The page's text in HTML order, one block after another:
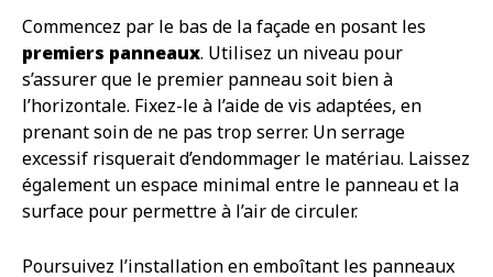
Commencez par le bas de la façade en posant les
premiers panneaux. Utilisez un niveau pour
s’assurer que le premier panneau soit bien à
l’horizontale. Fixez-le à l’aide de vis adaptées, en
prenant soin de ne pas trop serrer. Un serrage
excessif risquerait d’endommager le matériau. Laissez
également un espace minimal entre le panneau et la
surface pour permettre à l’air de circuler.
Poursuivez l’installation en emboîtant les panneaux